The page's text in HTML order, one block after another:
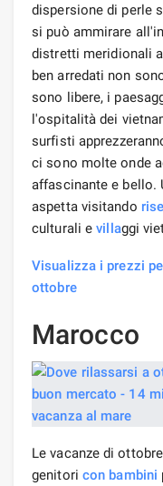
dispersione di perle
si può ammirare
distretti meridionali
ben arredati non
sono libere, i
l'ospitalità dei
surfisti
ci sono molte onde
affascinante e bello.
aspetta visitando
culturali evillaggi
Visualizza i prezzi
ottobre
Marocco
Le vacanze di
genitori con bambini